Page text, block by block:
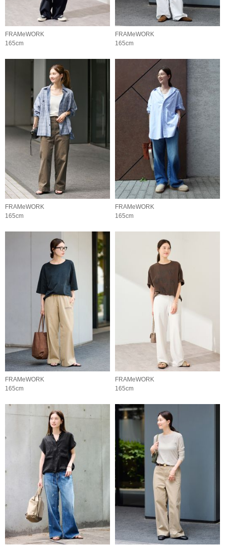
FRAMeWORK
165cm
FRAMeWORK
165cm
FRAMeWORK
165cm
FRAMeWORK
165cm
FRAMeWORK
165cm
FRAMeWORK
165cm